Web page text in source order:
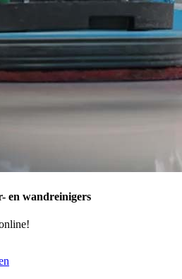
en wandreinigers